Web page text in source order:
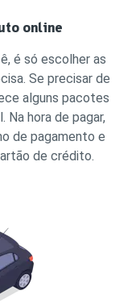
online
é só escolher as
Se precisar de
alguns pacotes
hora de pagar,
de pagamento e
de crédito.